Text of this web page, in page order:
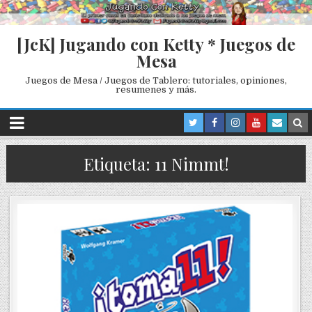
[JcK] Jugando con Ketty * Juegos de
Mesa
Juegos de Mesa / Juegos de Tablero: tutoriales, opiniones,
resumenes y más.
Etiqueta: 11 Nimmt!